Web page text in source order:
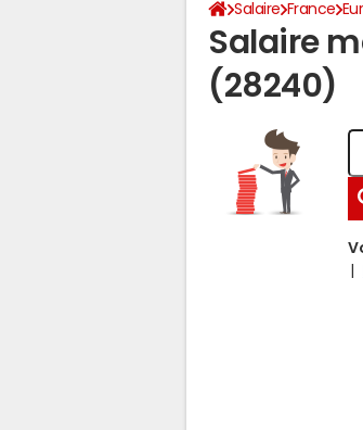
Salaire France
Salaire
(28240)